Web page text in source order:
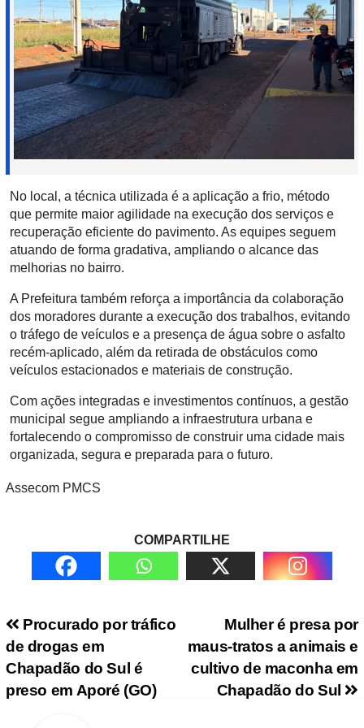
No local, a técnica utilizada é a aplicação a frio, método
que permite maior agilidade na execução dos serviços e
recuperação eficiente do pavimento. As equipes seguem
atuando de forma gradativa, ampliando o alcance das
melhorias no bairro.
A Prefeitura também reforça a importância da colaboração
dos moradores durante a execução dos trabalhos, evitando
o tráfego de veículos e a presença de água sobre o asfalto
recém-aplicado, além da retirada de obstáculos como
veículos estacionados e materiais de construção.
Com ações integradas e investimentos contínuos, a gestão
municipal segue ampliando a infraestrutura urbana e
fortalecendo o compromisso de construir uma cidade mais
organizada, segura e preparada para o futuro.
Assecom PMCS
COMPARTILHE
Navegação de PostMulher é presa por
maus-tratos a animais e
cultivo de maconha em
Chapadão do Sul
Procurado por tráfico
de drogas em
Chapadão do Sul é
preso em Aporé (GO)